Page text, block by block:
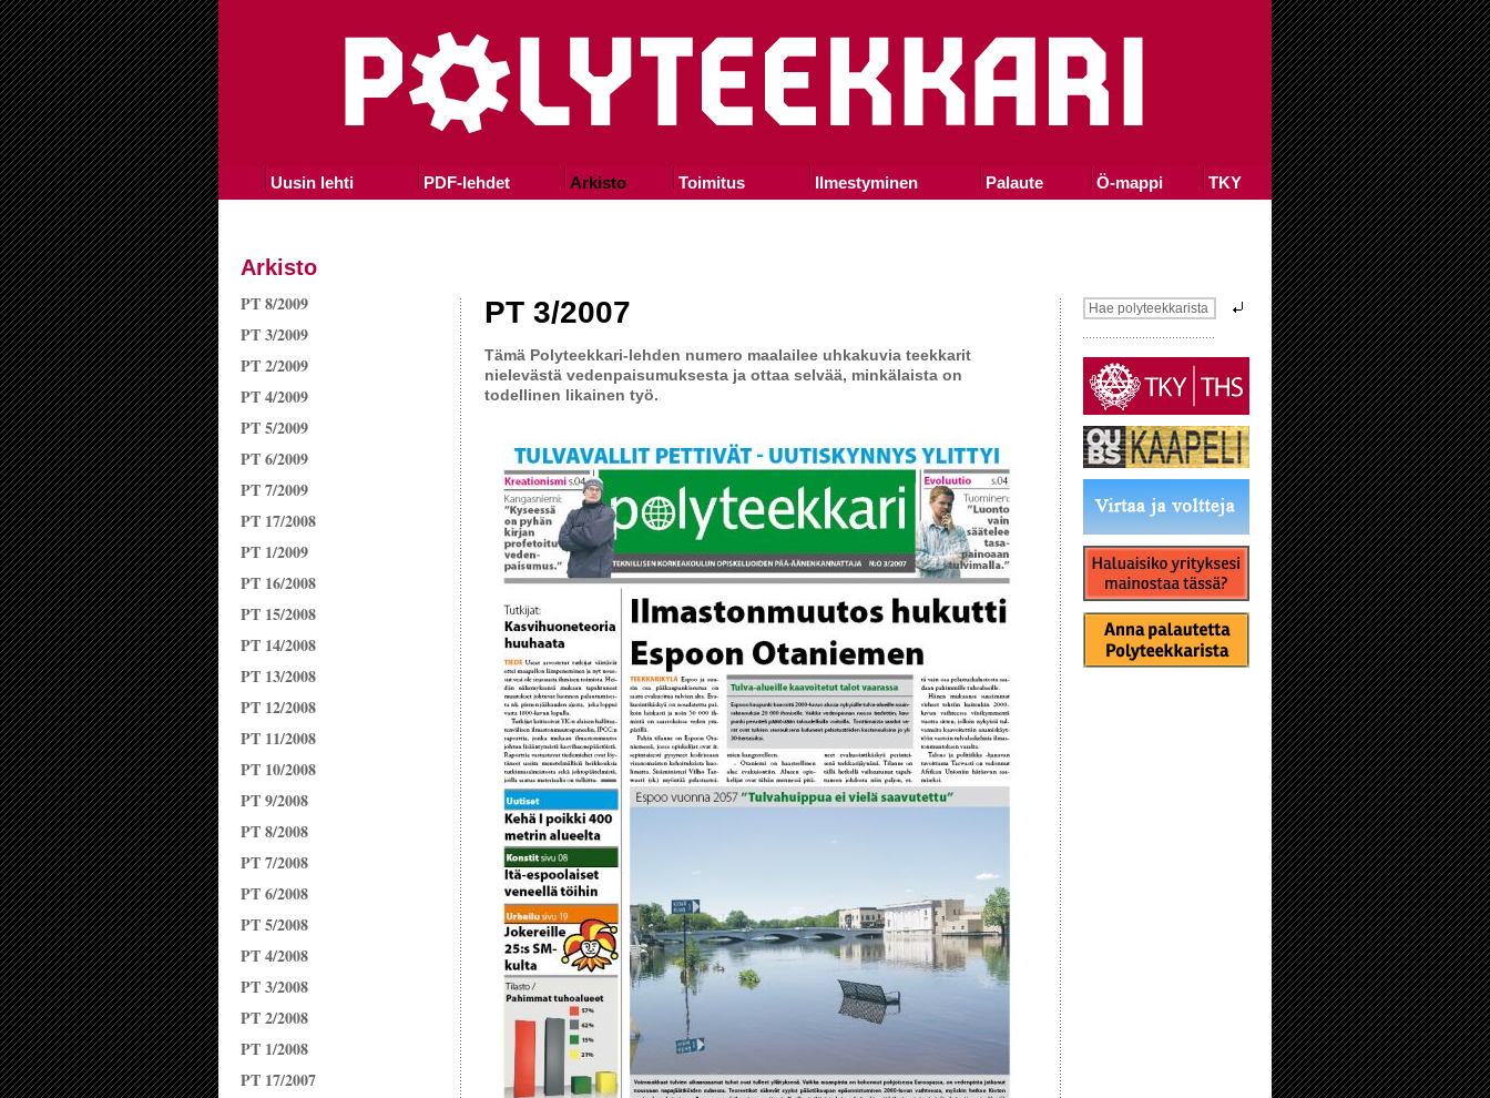
Uusin lehti PDF-lehdet Arkisto Toimitus Ilmestyminen Palaute Ö-mappi TKY
Arkisto
PT 8/2009
PT 3/2009
PT 2/2009
PT 4/2009
PT 5/2009
PT 6/2009
PT 7/2009
PT 17/2008
PT 1/2009
PT 16/2008
PT 15/2008
PT 14/2008
PT 13/2008
PT 12/2008
PT 11/2008
PT 10/2008
PT 9/2008
PT 8/2008
PT 7/2008
PT 6/2008
PT 5/2008
PT 4/2008
PT 3/2008
PT 2/2008
PT 1/2008
PT 17/2007
PT 3/2007
Tämä Polyteekkari-lehden numero maalailee uhkakuvia teekkarit
nielevästä vedenpaisumuksesta ja ottaa selvää, minkälaista on
todellinen likainen työ.